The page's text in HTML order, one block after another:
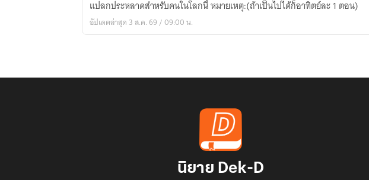
หุ่น
สงคราม
แปลกประหลาดสำหรับคนในโลกนี้ หมายเหตุ:(ถ้าเป็นไปได้ก็อาทิตย์ละ 1 ตอน)
อัปเดตล่าสุด 3 ส.ค. 69 / 09:00 น.
นิยาย Dek-D